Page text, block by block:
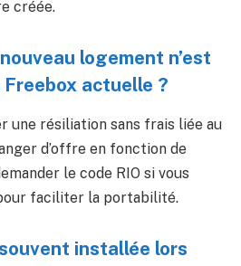
créée.
logement n’est
actuelle ?
une résiliation sans frais liée au
d’offre en fonction de
le code RIO si vous
faciliter la portabilité.
installée lors